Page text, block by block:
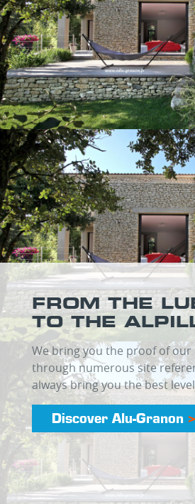
FROM THE
TO THE
We bring you the proof of our
through numerous site
always bring you the best
Discover Alu-Granon